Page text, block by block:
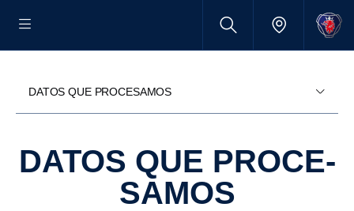
DATOS QUE PROCESAMOS
DATOS QUE PROCE­
SAMOS